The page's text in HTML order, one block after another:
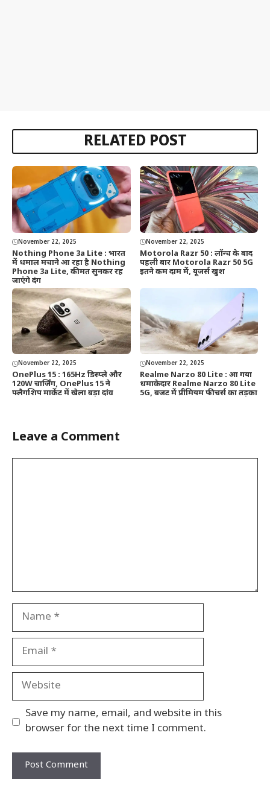
RELATED POST
November 22, 2025
Nothing Phone 3a Lite : भारत
में धमाल मचाने आ रहा है Nothing
Phone 3a Lite, कीमत सुनकर रह
जाएंगे दंग
November 22, 2025
Motorola Razr 50 : लॉन्च के बाद
पहली बार Motorola Razr 50 5G
इतने कम दाम में, यूजर्स खुश
November 22, 2025
OnePlus 15 : 165Hz डिस्प्ले और
120W चार्जिंग, OnePlus 15 ने
फ्लैगशिप मार्केट में खेला बड़ा दांव
November 22, 2025
Realme Narzo 80 Lite : आ गया
धमाकेदार Realme Narzo 80 Lite
5G, बजट में प्रीमियम फीचर्स का तड़का
Leave a Comment
Name
Email
Website
Save my name, email, and website in this
browser for the next time I comment.